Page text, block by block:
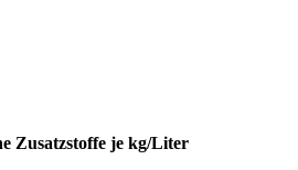
Zusatzstoffe je kg/Liter